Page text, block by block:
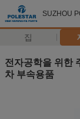
SUZHOU
집
전자공학을 위한
차 부속용품